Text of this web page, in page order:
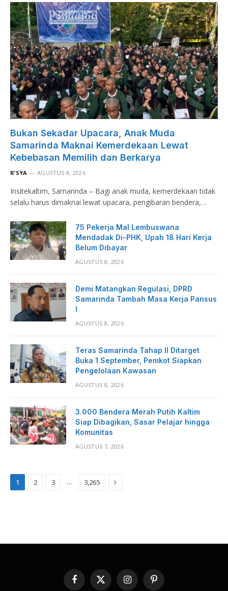
Bukan Sekadar Upacara, Anak Muda
Samarinda Maknai Kemerdekaan Lewat
Kebebasan Memilih dan Berkarya
R’SYA AGUSTUS 8, 2026
Insitekaltim, Samarinda – Bagi anak muda, kemerdekaan tidak
selalu harus dimaknai lewat upacara, pengibaran bendera,…
75 Pekerja Mal Lembuswana
Mendadak Di-PHK, Upah 18 Hari Kerja
Belum Dibayar
AGUSTUS 8, 2026
Demi Matangkan Regulasi, DPRD
Samarinda Tambah Masa Kerja Pansus
I
AGUSTUS 8, 2026
Teras Samarinda Tahap II Ditarget
Buka 1 September, Pemkot Siapkan
Pengelolaan Kawasan
AGUSTUS 8, 2026
3.000 Bendera Merah Putih Kaltim
Siap Dibagikan, Sasar Pelajar hingga
Komunitas
AGUSTUS 7, 2026
1 2 3 … 3,265 Next
Facebook
X
InstagramPinterest